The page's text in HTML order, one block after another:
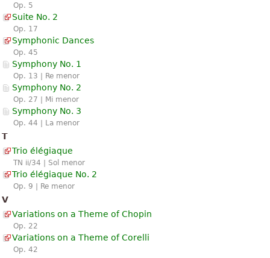
Op. 5
Suite No. 2
Op. 17
Symphonic Dances
Op. 45
Symphony No. 1
Op. 13 | Re menor
Symphony No. 2
Op. 27 | Mi menor
Symphony No. 3
Op. 44 | La menor
T
Trio élégiaque
TN ii/34 | Sol menor
Trio élégiaque No. 2
Op. 9 | Re menor
V
Variations on a Theme of Chopin
Op. 22
Variations on a Theme of Corelli
Op. 42